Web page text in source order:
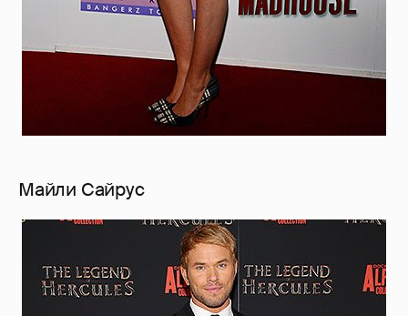
Майли Сайрус